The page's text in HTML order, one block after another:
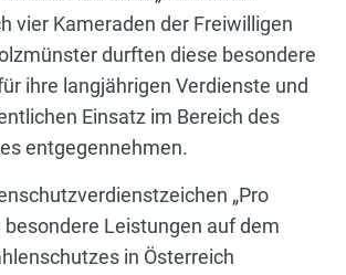
vier Kameraden der Freiwilligen
durften diese besondere
ihre langjährigen Verdienste und
Einsatz im Bereich des
entgegennehmen.
„Pro
besondere Leistungen auf dem
in Österreich